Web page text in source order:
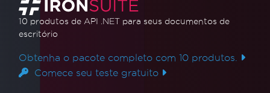
10 produtos de API .NET para seus documentos de
escritório
Obtenha o pacote completo com 10 produtos.
Comece seu teste gratuito